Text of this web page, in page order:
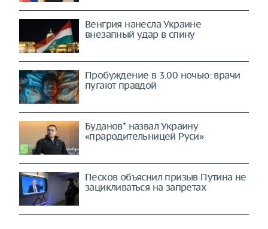
Венгрия нанесла Украине
внезапный удар в спину
Пробуждение в 3.00 ночью: врачи
пугают правдой
Буданов* назвал Украину
«прародительницей Руси»
Песков объяснил призыв Путина не
зацикливаться на запретах